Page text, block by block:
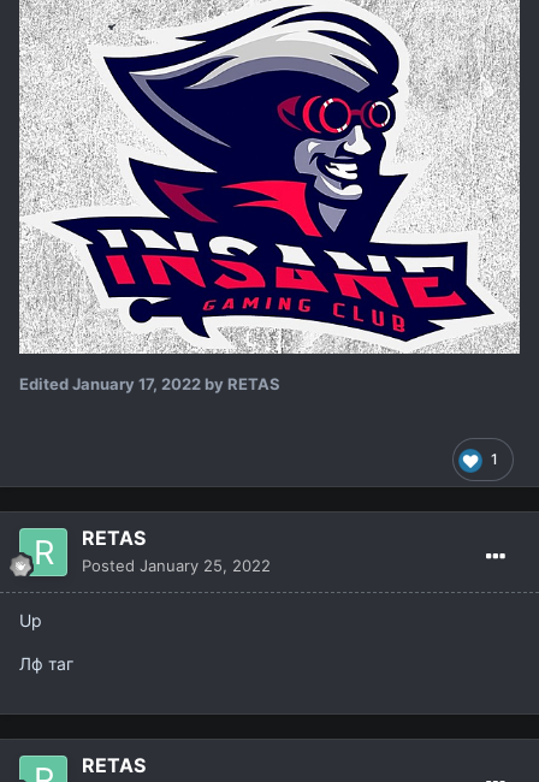
EditedJanuary 17, 2022 by RETAS
1
RETAS
Posted January 25, 2022
Up
Лф таг
RETAS